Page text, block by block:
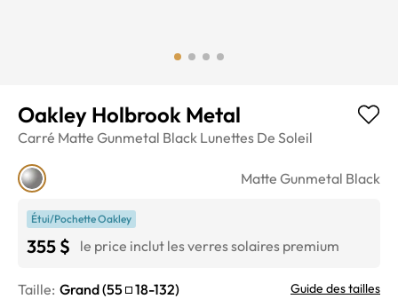
Oakley Holbrook Metal
Carré Matte Gunmetal Black Lunettes De Soleil
Matte Gunmetal Black
Étui/Pochette Oakley
355 $ le price inclut les verres solaires premium
Taille: Grand(55 18-132) Guide des tailles